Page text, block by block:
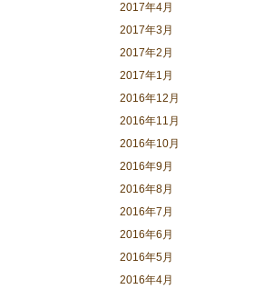
2017年4月
2017年3月
2017年2月
2017年1月
2016年12月
2016年11月
2016年10月
2016年9月
2016年8月
2016年7月
2016年6月
2016年5月
2016年4月